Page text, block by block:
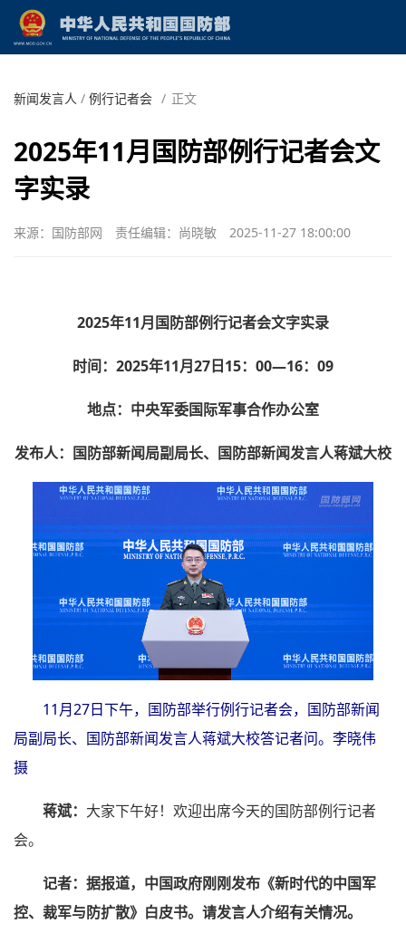
新闻发言人 / 例行记者会 / 正文
2025年11月国防部例行记者会文
字实录
来源：国防部网 责任编辑：尚晓敏 2025-11-27 18:00:00
2025年11月国防部例行记者会文字实录
时间：2025年11月27日15：00—16：09
地点：中央军委国际军事合作办公室
发布人：国防部新闻局副局长、国防部新闻发言人蒋斌大校
11月27日下午，国防部举行例行记者会，国防部新闻
局副局长、国防部新闻发言人蒋斌大校答记者问。李晓伟
摄
蒋斌： 大家下午好！欢迎出席今天的国防部例行记者
会。
记者： 据报道，中国政府刚刚发布《新时代的中国军
控、裁军与防扩散》白皮书。请发言人介绍有关情况。